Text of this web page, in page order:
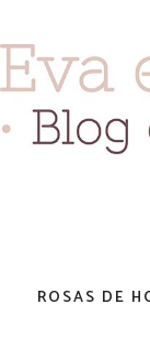
ROSAS DE